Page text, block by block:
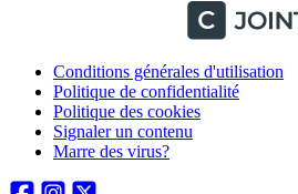
Conditions générales d'utilisation
Politique de confidentialité
Politique des cookies
Signaler un contenu
Marre des virus?